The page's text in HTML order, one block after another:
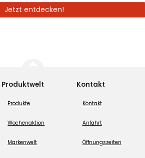
Jetzt entdecken!
Produktwelt
Produkte
Wochenaktion
Markenwelt
Kontakt
Kontakt
Anfahrt
Öffnungszeiten